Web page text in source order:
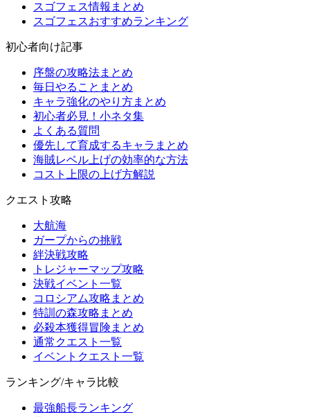
スゴフェス情報まとめ
スゴフェスおすすめランキング
初心者向け記事
序盤の攻略法まとめ
毎日やることまとめ
キャラ強化のやり方まとめ
初心者必見！小ネタ集
よくある質問
優先して育成するキャラまとめ
海賊レベル上げの効率的な方法
コスト上限の上げ方解説
クエスト攻略
大航海
ガープからの挑戦
絆決戦攻略
トレジャーマップ攻略
決戦イベント一覧
コロシアム攻略まとめ
特訓の森攻略まとめ
必殺本獲得冒険まとめ
通常クエスト一覧
イベントクエスト一覧
ランキング/キャラ比較
最強船長ランキング